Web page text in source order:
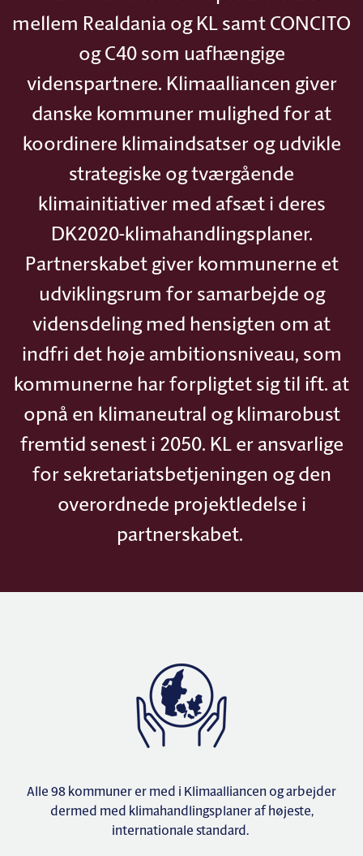
mellem Realdania og KL samt CONCITO
og C40 som uafhængige
videnspartnere. Klimaalliancen giver
danske kommuner mulighed for at
koordinere klimaindsatser og udvikle
strategiske og tværgående
klimainitiativer med afsæt i deres
DK2020-klimahandlingsplaner.
Partnerskabet giver kommunerne et
udviklingsrum for samarbejde og
vidensdeling med hensigten om at
indfri det høje ambitionsniveau, som
kommunerne har forpligtet sig til ift. at
opnå en klimaneutral og klimarobust
fremtid senest i 2050. KL er ansvarlige
for sekretariatsbetjeningen og den
overordnede projektledelse i
partnerskabet.
Alle 98 kommuner er med i Klimaalliancen og arbejder
dermed med klimahandlingsplaner af højeste,
internationale standard.